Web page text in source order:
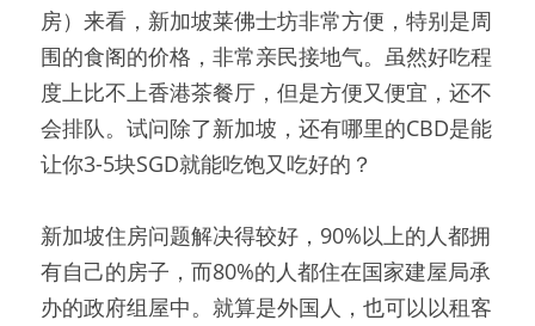
房）来看，新加坡莱佛士坊非常方便，特别是周
围的食阁的价格，非常亲民接地气。虽然好吃程
度上比不上香港茶餐厅，但是方便又便宜，还不
会排队。试问除了新加坡，还有哪里的CBD是能
让你3-5块SGD就能吃饱又吃好的？
新加坡住房问题解决得较好，90%以上的人都拥
有自己的房子，而80%的人都住在国家建屋局承
办的政府组屋中。就算是外国人，也可以以租客